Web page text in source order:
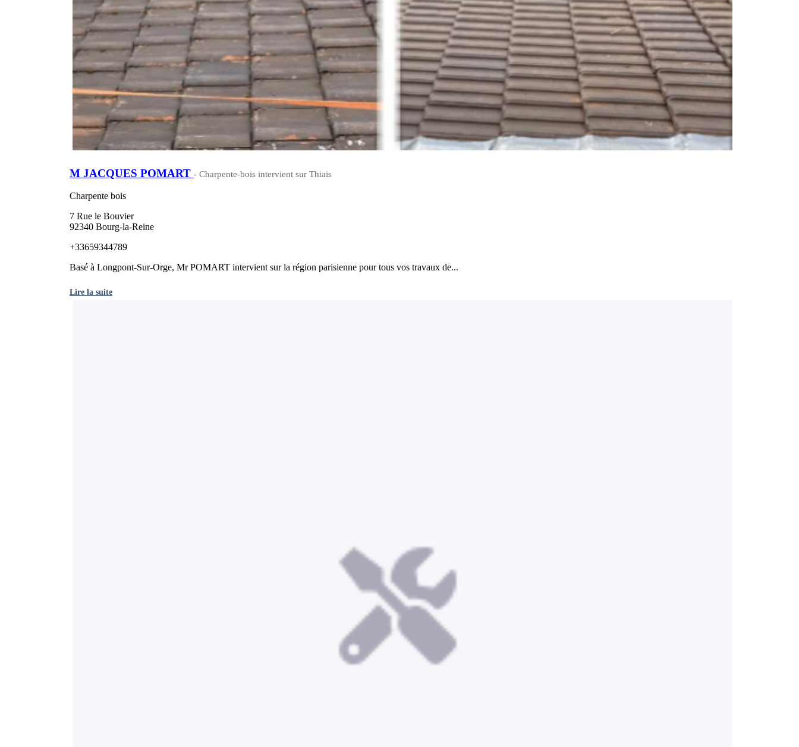
M JACQUES POMART - Charpente-bois intervient sur Thiais
Charpente bois
7 Rue le Bouvier
92340 Bourg-la-Reine
+33659344789
Basé à Longpont-Sur-Orge, Mr POMART intervient sur la région parisienne pour tous vos travaux de...
Lire la suite